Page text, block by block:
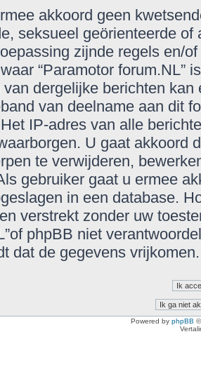
akkoord geen
seksueel geörienteerde
zijnde regels en/
“Paramotor forum.NL”
van dergelijke berichten
van deelname aan dit
IP-adres van alle
U gaat akkoord
te verwijderen,
gebruiker gaat u ermee
in een database.
verstrekt zonder uw
phpBB niet
dat de gegevens vrijkomen.
Powered by phpBB